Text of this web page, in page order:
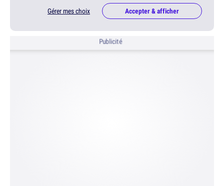
Gérer mes choix Accepter & afficher
Publicité